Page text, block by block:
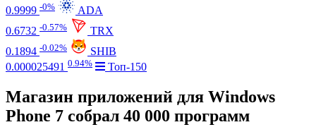
0.9999 -0%
ADA
0.6732 -0.57%
TRX
0.1894 -0.02%
SHIB
0.000025491 0.94% Топ-150
Магазин приложений для Windows
Phone 7 собрал 40 000 программ